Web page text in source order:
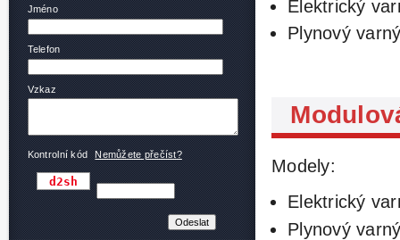
Jméno
Telefon
Vzkaz
Kontrolní kód Nemůžete přečíst?
Elektrický
Plynový
Modely:
Elektrický
Plynový